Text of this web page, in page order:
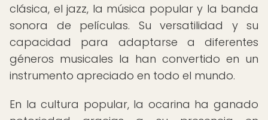
clásica, el jazz, la música popular y la banda
sonora de películas. Su versatilidad y su
capacidad para adaptarse a diferentes
géneros musicales la han convertido en un
instrumento apreciado en todo el mundo.
En la cultura popular, la ocarina ha ganado